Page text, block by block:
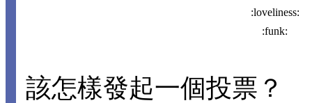
:loveliness:
:funk:
該怎樣發起一個投票？